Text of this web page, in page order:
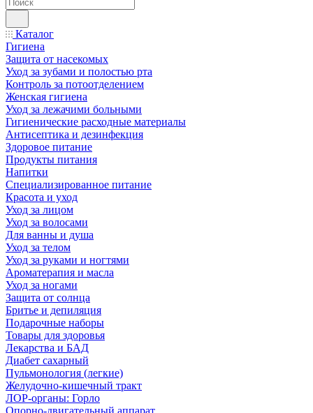
Каталог
Гигиена
Защита от насекомых
Уход за зубами и полостью рта
Контроль за потоотделением
Женская гигиена
Уход за лежачими больными
Гигиенические расходные материалы
Антисептика и дезинфекция
Здоровое питание
Продукты питания
Напитки
Специализированное питание
Красота и уход
Уход за лицом
Уход за волосами
Для ванны и душа
Уход за телом
Уход за руками и ногтями
Ароматерапия и масла
Уход за ногами
Защита от солнца
Бритье и депиляция
Подарочные наборы
Товары для здоровья
Лекарства и БАД
Диабет сахарный
Пульмонология (легкие)
Желудочно-кишечный тракт
ЛОР-органы: Горло
Опорно-двигательный аппарат